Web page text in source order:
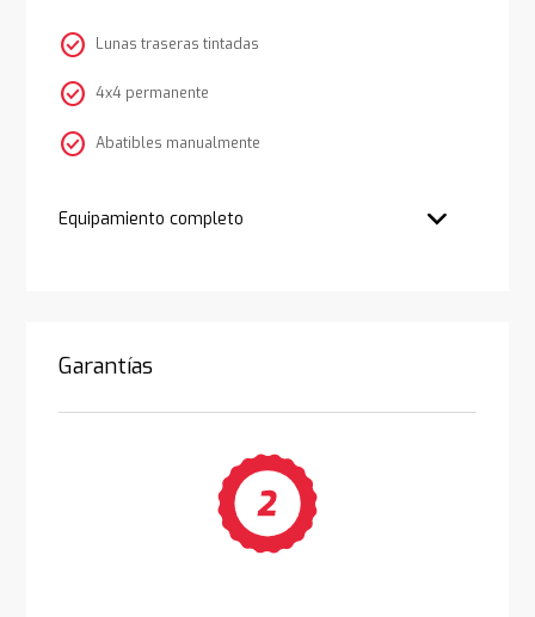
check_circle Lunas traseras tintadas
check_circle 4x4 permanente
check_circle Abatibles manualmente
Equipamiento completo
Garantías